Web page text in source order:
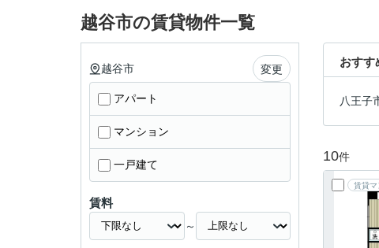
越谷市の賃貸物件一覧
おすす
八王子
10件
賃貸マ
越谷市 変更
アパート
マンション
一戸建て
賃料
～